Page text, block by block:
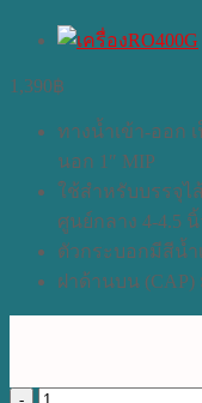
1,390฿
ทางน้ำเข้า-ออก
นอก 1″ MIP
ใช้สำหรับบรรจุไ
ศูนย์กลาง 4-4.5 นิ้
ตัวกระบอกมีสีน้ำ
ฝาด้านบน (CAP)